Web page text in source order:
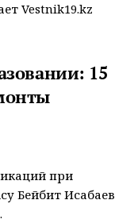
Vestnik19.kz
15
при
Бейбит Исабаев